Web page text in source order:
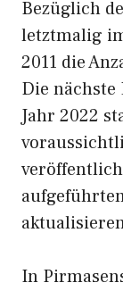
Bezüglich
letztmalig
2011 die
Die
Jahr 2022
In